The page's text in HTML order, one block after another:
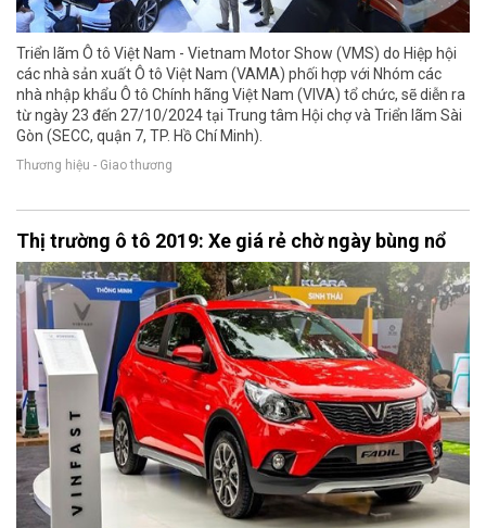
Triển lãm Ô tô Việt Nam - Vietnam Motor Show (VMS) do Hiệp hội
các nhà sản xuất Ô tô Việt Nam (VAMA) phối hợp với Nhóm các
nhà nhập khẩu Ô tô Chính hãng Việt Nam (VIVA) tổ chức, sẽ diễn ra
từ ngày 23 đến 27/10/2024 tại Trung tâm Hội chợ và Triển lãm Sài
Gòn (SECC, quận 7, TP. Hồ Chí Minh).
Thương hiệu - Giao thương
Thị trường ô tô 2019: Xe giá rẻ chờ ngày bùng nổ